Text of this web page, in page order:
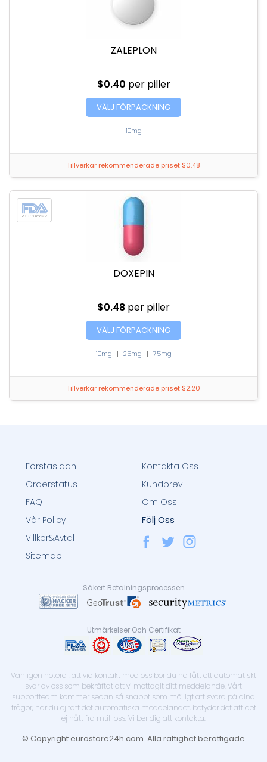
ZALEPLON
$0.40 per piller
VÄLJ FÖRPACKNING
10mg
Tillverkar rekommenderade priset $0.48
DOXEPIN
$0.48 per piller
VÄLJ FÖRPACKNING
10mg | 25mg | 75mg
Tillverkar rekommenderade priset $2.20
Förstasidan
Orderstatus
FAQ
Kontakta Oss
Kundbrev
Om Oss
Vår Policy
Villkor&Avtal
Sitemap
Följ Oss
Säkert Betalningsprocessen
Utmärkelser Och Certifikat
Vänligen notera , att vid kontakt med oss bör du ha fått ett automatiskt
svar av oss som bekräftat att vi mottagit ditt meddelande. Vårt
supportteam kommer sedan så snabbt som möjligt att svara på dina
frågor, har du ej fått det automatiska meddelandet, betyder det att det
ej nått fra mtill oss. Vi ber dig att kontakta.
© Copyright eurostore24h.com. Alla rättighet berättigade